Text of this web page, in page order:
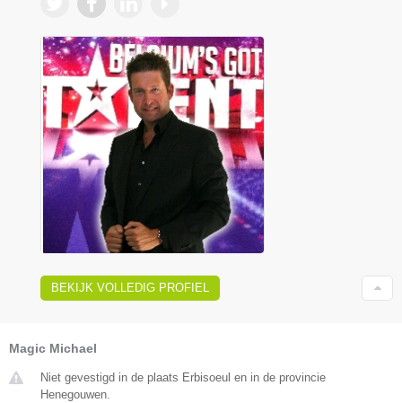
BEKIJK VOLLEDIG PROFIEL
Magic Michael
Niet gevestigd in de plaats Erbisoeul en in de provincie
Henegouwen.